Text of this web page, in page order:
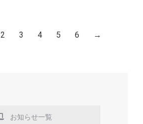
2 3 4 5 6 →
お知らせ一覧